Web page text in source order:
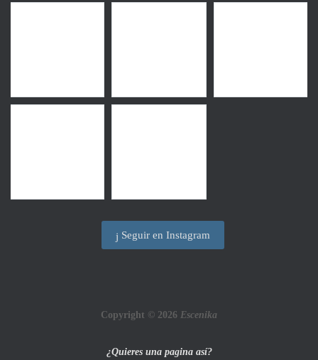
Seguir en Instagram
Copyright © 2026 Escenika
¿Quieres una pagina así?